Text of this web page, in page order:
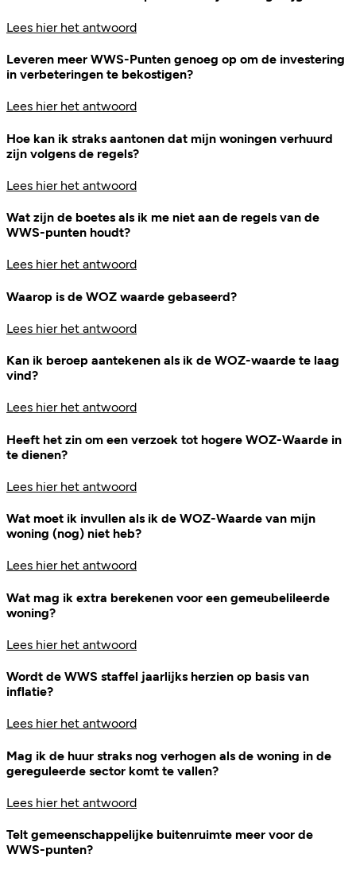
Lees hier het antwoord
Leveren meer WWS-Punten genoeg op om de investering
in verbeteringen te bekostigen?
Lees hier het antwoord
Hoe kan ik straks aantonen dat mijn woningen verhuurd
zijn volgens de regels?
Lees hier het antwoord
Wat zijn de boetes als ik me niet aan de regels van de
WWS-punten houdt?
Lees hier het antwoord
Waarop is de WOZ waarde gebaseerd?
Lees hier het antwoord
Kan ik beroep aantekenen als ik de WOZ-waarde te laag
vind?
Lees hier het antwoord
Heeft het zin om een verzoek tot hogere WOZ-Waarde in
te dienen?
Lees hier het antwoord
Wat moet ik invullen als ik de WOZ-Waarde van mijn
woning (nog) niet heb?
Lees hier het antwoord
Wat mag ik extra berekenen voor een gemeubelileerde
woning?
Lees hier het antwoord
Wordt de WWS staffel jaarlijks herzien op basis van
inflatie?
Lees hier het antwoord
Mag ik de huur straks nog verhogen als de woning in de
gereguleerde sector komt te vallen?
Lees hier het antwoord
Telt gemeenschappelijke buitenruimte meer voor de
WWS-punten?